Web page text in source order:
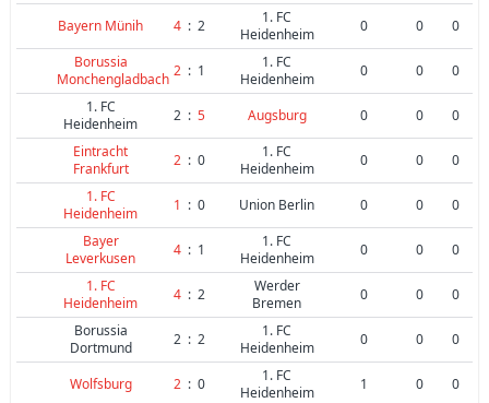
Bayern Münih 4 : 2
1. FC
Heidenheim
0 0
0
Borussia
Monchengladbach 2 : 1
1. FC
Heidenheim
0 0
0
1. FC
Heidenheim
2 : 5 Augsburg 0 0
0
Eintracht
Frankfurt
2 : 0
1. FC
Heidenheim
0 0
0
1. FC
Heidenheim
1 : 0 Union Berlin 0 0
0
Bayer
Leverkusen
4 : 1
1. FC
Heidenheim
0 0
0
1. FC
Heidenheim
4 : 2
Werder
Bremen
0 0
0
Borussia
Dortmund
2 : 2
1. FC
Heidenheim
0 0 0
Wolfsburg 2 : 0
1. FC
Heidenheim
1 0 0